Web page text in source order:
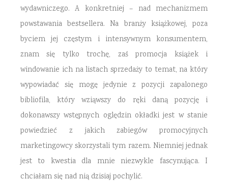
wydawniczego. A konkretniej – nad mechanizmem
powstawania bestsellera. Na branży książkowej, poza
byciem jej częstym i intensywnym konsumentem,
znam się tylko trochę, zaś promocja książek i
windowanie ich na listach sprzedaży to temat, na który
wypowiadać się mogę jedynie z pozycji zapalonego
bibliofila, który wziąwszy do ręki daną pozycję i
dokonawszy wstępnych oględzin okładki jest w stanie
powiedzieć z jakich zabiegów promocyjnych
marketingowcy skorzystali tym razem. Niemniej jednak
jest to kwestia dla mnie niezwykle fascynująca. I
chciałam się nad nią dzisiaj pochylić.